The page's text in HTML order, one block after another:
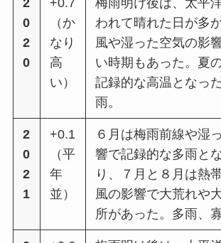
0
2
0
（か
なり
⾼
い）
われて晴れた⽇が多
風や湿った空気の影
い時期もあった。夏
記録的な⾼温となっ
⾬。
2
0
2
1
+0.1
（平
年
並）
６⽉は梅⾬前線や湿
響で記録的な多⾬と
り、７⽉と８⽉は熱
風の影響で⼤荒れや
所があった。多⾬、寡